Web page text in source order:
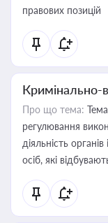
правових позицій
Кримінально-
Про що тема:
регулювання
діяльність
осіб, які